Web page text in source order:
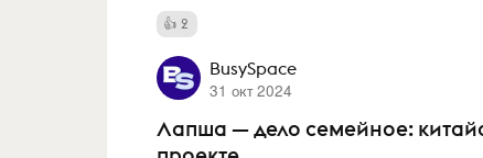
2
BusySpace
31 окт 2024
Лапша — дело семейное: